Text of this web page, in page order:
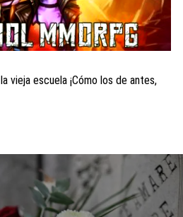
vieja escuela ¡Cómo los de antes,